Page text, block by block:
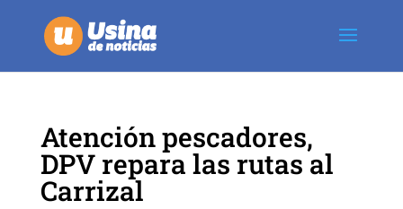
Atención pescadores,
DPV repara las rutas al
Carrizal